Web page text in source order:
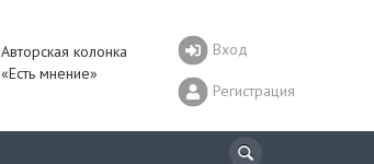
Авторская колонка
«Есть мнение»
Вход
Регистрация